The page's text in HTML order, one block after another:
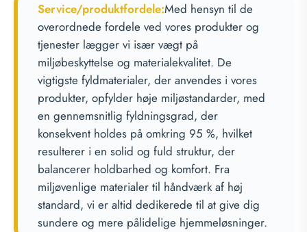
Service/produktfordele:Med hensyn til de
overordnede fordele ved vores produkter og
tjenester lægger vi især vægt på
miljøbeskyttelse og materialekvalitet. De
vigtigste fyldmaterialer, der anvendes i vores
produkter, opfylder høje miljøstandarder, med
en gennemsnitlig fyldningsgrad, der
konsekvent holdes på omkring 95 %, hvilket
resulterer i en solid og fuld struktur, der
balancerer holdbarhed og komfort. Fra
miljøvenlige materialer til håndværk af høj
standard, vi er altid dedikerede til at give dig
sundere og mere pålidelige hjemmeløsninger.